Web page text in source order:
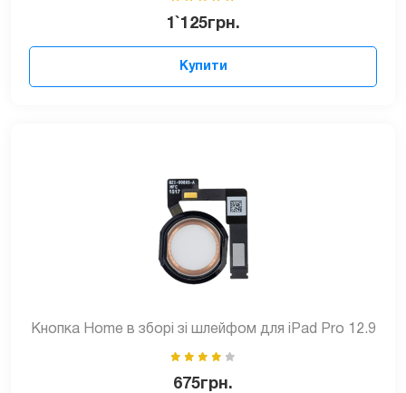
1`125грн.
Купити
Кнопка Home в зборі зі шлейфом для iPad Pro 12.9
675грн.